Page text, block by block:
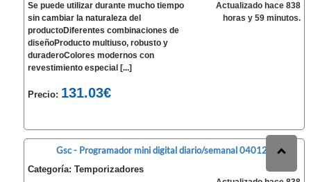
Se puede utilizar durante mucho tiempo
sin cambiar la naturaleza del
productoDiferentes combinaciones de
diseñoProducto multiuso, robusto y
duraderoColores modernos con
revestimiento especial [...]
Precio: 131.03€
Actualizado hace 838
horas y 59 minutos.
Gsc - Programador mini digital diario/semanal 040124
Categoría: Temporizadores